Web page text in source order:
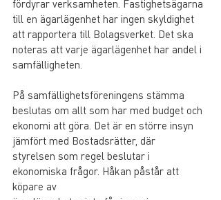
fördyrar verksamheten. Fastighetsägarna
till en ägarlägenhet har ingen skyldighet
att rapportera till Bolagsverket. Det ska
noteras att varje ägarlägenhet har andel i
samfälligheten.
På samfällighetsföreningens stämma
beslutas om allt som har med budget och
ekonomi att göra. Det är en större insyn
jämfört med Bostadsrätter, där
styrelsen som regel beslutar i
ekonomiska frågor. Håkan påstår att
köpare av